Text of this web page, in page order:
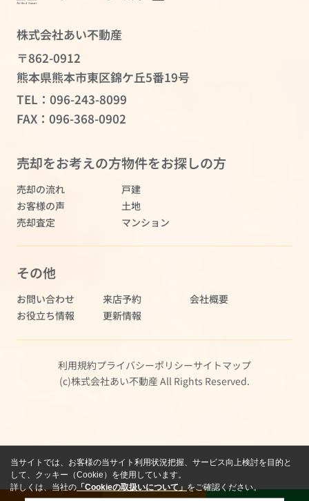
株式会社あい不動産
〒862-0912
熊本県熊本市東区錦ケ丘5番19号
TEL： 096-243-8099
FAX：096-368-0902
売却をお考えの方
売却の流れ
お客様の声
売却査定
物件をお探しの方
戸建
土地
マンション
その他
お問い合わせ 来店予約
会社概要
お役立ち情報
更新情報
利用規約プライバシーポリシーサイトマップ
(c)株式会社あい不動産 All Rights Reserved.
当サイトでは、お客様の当サイト利用状況把握、サービス向上検討を目的と
して、クッキー（Cookie）を使用しています。
詳しくは、当社の「Cookieの取扱いについて」をご確認ください。